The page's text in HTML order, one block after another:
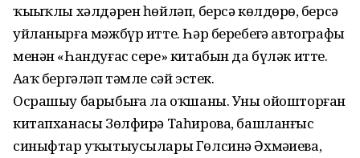
ҡыҙыҡлы хәлдәрен һөй­ләп, берсә көлдөрҙө, берсә
уйланырға мәжбүр итте. Һәр беребеҙгә автографы
менән «Һандуғас сере» китабын да бүләк итте.
Аҙаҡ бергәләп тәмле сәй эстек.
Осрашыу барыбыҙға ла оҡшаны. Уны ойошторған
китапханасы Зөлфирә Таһирова, башланғыс
синыфтар уҡытыу­сылары Гөлсинә Әхмәҙиева,